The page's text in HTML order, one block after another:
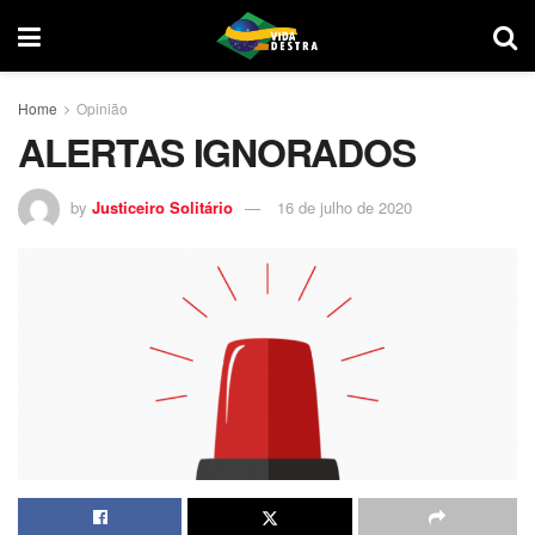
Home Opinião
ALERTAS IGNORADOS
by Justiceiro Solitário 16 de julho de 2020